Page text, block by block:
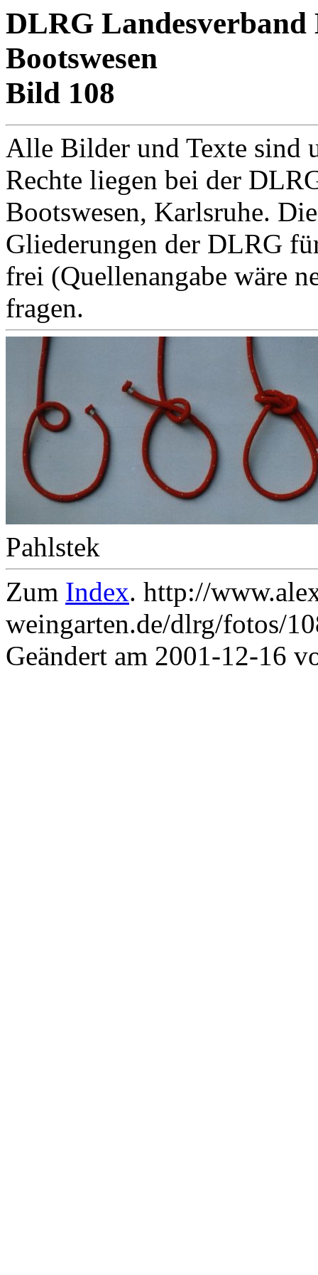
DLRG Landesverband
Bootswesen
Bild 108
Alle Bilder und Texte sind
Rechte liegen bei der
Bootswesen, Karlsruhe.
Gliederungen der DLRG
frei (Quellenangabe wäre
fragen.
Pahlstek
Zum Index. http://
weingarten.de/dlrg/fotos/
Geändert am 2001-12-16